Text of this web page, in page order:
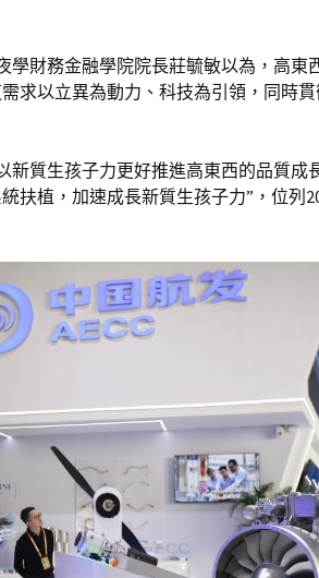
學財務金融學院院長莊毓敏以為，高東
求以立異為動力、科技為引領，同時
新質生孩子力更好推進高東西的品質成
扶植，加速成長新質生孩子力”，位列